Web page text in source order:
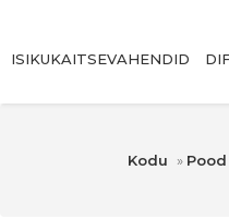
ISIKUKAITSEVAHENDID
Kodu » Pood